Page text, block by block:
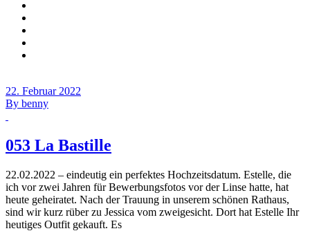
22. Februar 2022
By benny
053 La Bastille
22.02.2022 – eindeutig ein perfektes Hochzeitsdatum. Estelle, die
ich vor zwei Jahren für Bewerbungsfotos vor der Linse hatte, hat
heute geheiratet. Nach der Trauung in unserem schönen Rathaus,
sind wir kurz rüber zu Jessica vom zweigesicht. Dort hat Estelle Ihr
heutiges Outfit gekauft. Es